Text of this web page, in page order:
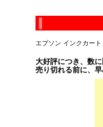
エプソン インクカー
大好評につき、数に
売り切れる前に、